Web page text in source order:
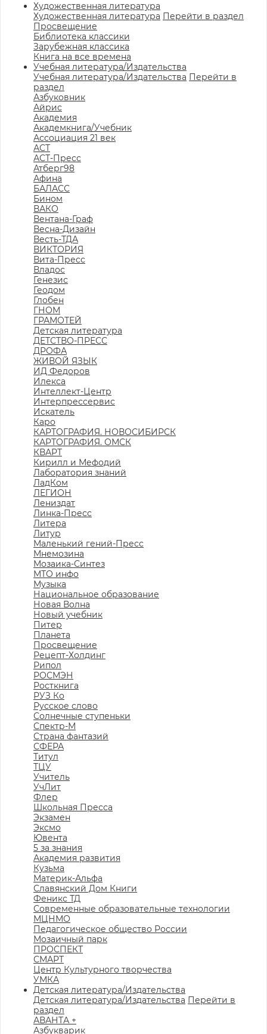
Художественная литература
Художественная литература Перейти в раздел
Просвещение
Библиотека классики
Зарубежная классика
Книга на все времена
Учебная литература/Издательства
Учебная литература/Издательства Перейти в
раздел
Азбуковник
Айрис
Академия
Академкнига/Учебник
Ассоциация 21 век
АСТ
АСТ-Пресс
Атберг98
Афина
БАЛАСС
Бином
ВАКО
Вентана-Граф
Весна-Дизайн
Весть-ТДА
ВИКТОРИЯ
Вита-Пресс
Владос
Генезис
Геодом
Глобен
ГНОМ
ГРАМОТЕЙ
Детская литература
ДЕТСТВО-ПРЕСС
ДРОФА
ЖИВОЙ ЯЗЫК
ИД Федоров
Илекса
Интеллект-Центр
Интерпрессервис
Искатель
Каро
КАРТОГРАФИЯ. НОВОСИБИРСК
КАРТОГРАФИЯ. ОМСК
КВАРТ
Кирилл и Мефодий
Лаборатория знаний
ЛадКом
ЛЕГИОН
Лениздат
Линка-Пресс
Литера
Литур
Маленький гений-Пресс
Мнемозина
Мозаика-Синтез
МТО инфо
Музыка
Национальное образование
Новая Волна
Новый учебник
Питер
Планета
Просвещение
Рецепт-Холдинг
Рипол
РОСМЭН
Росткнига
РУЗ Ко
Русское слово
Солнечные ступеньки
Спектр-М
Страна фантазий
СФЕРА
Титул
ТЦУ
Учитель
УчЛит
Флер
Школьная Пресса
Экзамен
Эксмо
Ювента
5 за знания
Академия развития
Кузьма
Материк-Альфа
Славянский Дом Книги
Феникс ТД
Современные образовательные технологии
МЦНМО
Педагогическое общество России
Мозаичный парк
ПРОСПЕКТ
СМАРТ
Центр Культурного творчества
УМКА
Детская литература/Издательства
Детская литература/Издательства Перейти в
раздел
АВАНТА +
Азбукварик